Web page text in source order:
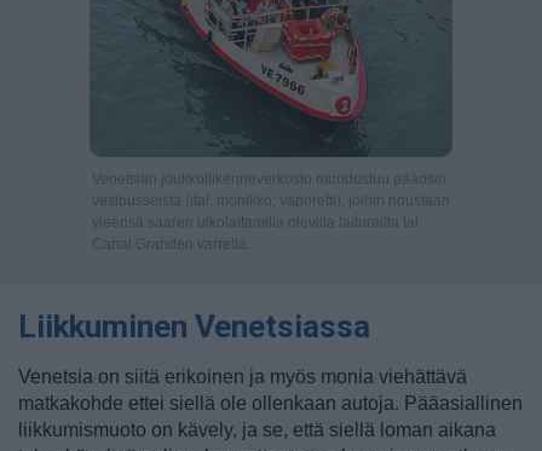
Venetsian joukkoliikenneverkosto muodostuu pääosin
vesibusseista (ital. monikko: vaporetti), joihin noustaan
yleensä saaren ulkolaitamilla olevilta laitureilta tai
Canal Granden varrelta.
Liikkuminen Venetsiassa
Venetsia on siitä erikoinen ja myös monia viehättävä
matkakohde ettei siellä ole ollenkaan autoja. Pääasiallinen
liikkumismuoto on kävely, ja se, että siellä loman aikana